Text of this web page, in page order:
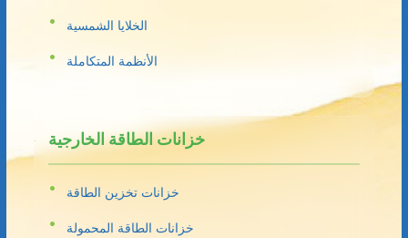
الخلايا الشمسية
الأنظمة المتكاملة
خزانات الطاقة الخارجية
خزانات تخزين الطاقة
خزانات الطاقة المحمولة